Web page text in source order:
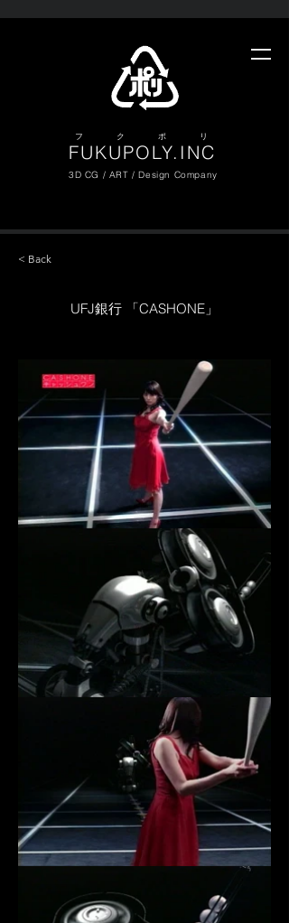
​フ ク ポ リ
FUKUPOLY.INC
3D CG / ART / Design Company
< Back
UFJ銀行 「CASHONE」